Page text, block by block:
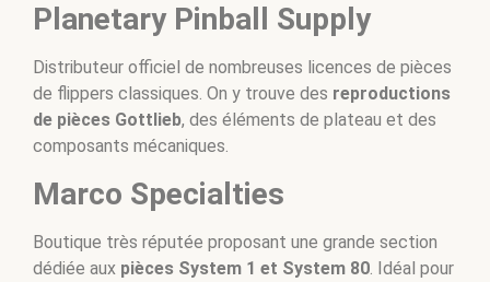
Planetary Pinball Supply
Distributeur officiel de nombreuses licences de pièces
de flippers classiques. On y trouve des reproductions
de pièces Gottlieb, des éléments de plateau et des
composants mécaniques.
Marco Specialties
Boutique très réputée proposant une grande section
dédiée aux pièces System 1 et System 80 . Idéal pour